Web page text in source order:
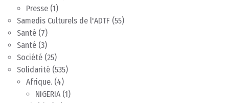
Presse (1)
Samedis Culturels de l'ADTF (55)
Santé (7)
Santé (3)
Société (25)
Solidarité (535)
Afrique. (4)
NIGERIA(1)